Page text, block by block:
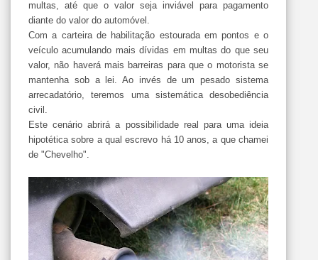
multas, até que o valor seja inviável para pagamento
diante do valor do automóvel.
Com a carteira de habilitação estourada em pontos e o
veículo acumulando mais dívidas em multas do que seu
valor, não haverá mais barreiras para que o motorista se
mantenha sob a lei. Ao invés de um pesado sistema
arrecadatório, teremos uma sistemática desobediência
civil.
Este cenário abrirá a possibilidade real para uma ideia
hipotética sobre a qual escrevo há 10 anos, a que chamei
de "Chevelho".